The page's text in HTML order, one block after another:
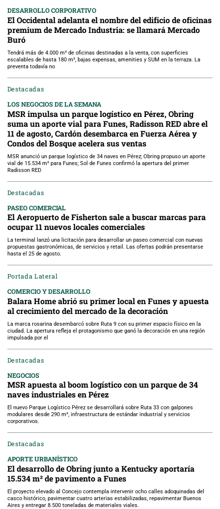
DESARROLLO CORPORATIVO
El Occidental adelanta el nombre del edificio de oficinas
premium de Mercado Industria: se llamará Mercado
Buró
Tendrá más de 4.000 m² de oficinas destinadas a la venta, con superficies
escalables de hasta 180 m², bajas expensas, amenities y SUM en la terraza. La
preventa todavía no
Destacadas
LOS NEGOCIOS DE LA SEMANA
MSR impulsa un parque logístico en Pérez, Obring
suma un aporte vial para Funes, Radisson RED abre el
11 de agosto, Cardón desembarca en Fuerza Aérea y
Condos del Bosque acelera sus ventas
MSR anunció un parque logístico de 34 naves en Pérez; Obring propuso un aporte
vial de 15.534 m² para Funes; Sol de Funes confirmó la apertura del primer
Radisson RED
Destacadas
PASEO COMERCIAL
El Aeropuerto de Fisherton sale a buscar marcas para
ocupar 11 nuevos locales comerciales
La terminal lanzó una licitación para desarrollar un paseo comercial con nuevas
propuestas gastronómicas, de servicios y retail. Las ofertas podrán presentarse
hasta el 25 de agosto.
Portada Lateral
COMERCIO Y DESARROLLO
Balara Home abrió su primer local en Funes y apuesta
al crecimiento del mercado de la decoración
La marca rosarina desembarcó sobre Ruta 9 con su primer espacio físico en la
ciudad. La apertura refleja el protagonismo que ganó la decoración en una región
impulsada por el
Destacadas
NEGOCIOS
MSR apuesta al boom logístico con un parque de 34
naves industriales en Pérez
El nuevo Parque Logístico Pérez se desarrollará sobre Ruta 33 con galpones
modulares desde 290 m², infraestructura de estándar industrial y servicios
corporativos.
Destacadas
APORTE URBANÍSTICO
El desarrollo de Obring junto a Kentucky aportaría
15.534 m² de pavimento a Funes
El proyecto elevado al Concejo contempla intervenir ocho calles adoquinadas del
casco histórico, pavimentar cuatro arterias estabilizadas, repavimentar Buenos
Aires y entregar 8.500 toneladas de materiales viales.